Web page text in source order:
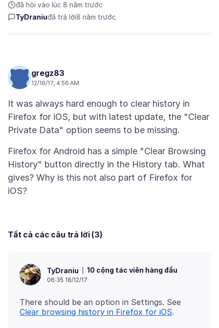
đã hỏi vào lúc 8 năm trước
TyDraniuđã trả lời8 năm trước
gregz83
12/18/17, 4:56 AM
It was always hard enough to clear history in
Firefox for iOS, but with latest update, the "Clear
Firefox for Android has a simple "Clear Browsing
History" button directly in the History tab. What
gives? Why is this not also part of Firefox for
Tất cả các câu trả lời (3)
TyDraniu 10 cộng tác viên hàng đầu
06:35 18/12/17
There should be an option in Settings. See
Clear browsing history in Firefox for iOS